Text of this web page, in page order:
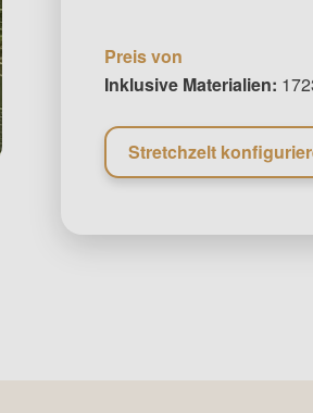
Preis von
Inklusive Materialien:
Stretchzelt